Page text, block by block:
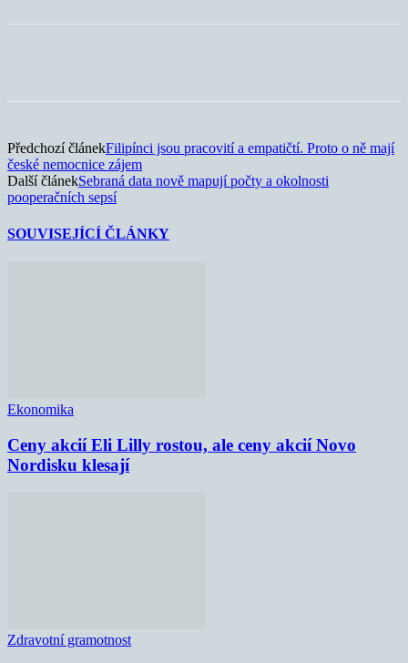
Předchozí článekFilipínci jsou pracovití a empatičtí. Proto o ně mají
české nemocnice zájem
Další článekSebraná data nově mapují počty a okolnosti
pooperačních sepsí
SOUVISEJÍCÍ ČLÁNKY
Ekonomika
Ceny akcií Eli Lilly rostou, ale ceny akcií Novo
Nordisku klesají
Zdravotní gramotnost